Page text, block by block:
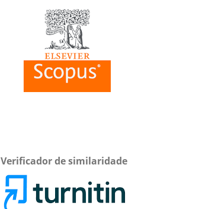
Verificador de similaridade